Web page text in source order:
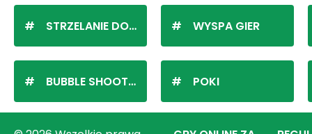
STRZELANIE DO KULEK
BUBBLE SHOOTER
WYSPA GIER
POKI